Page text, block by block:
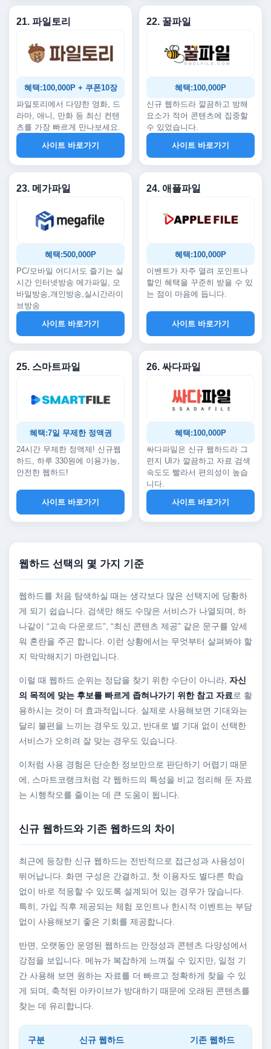
21. 파일토리
혜택:100,000P + 쿠폰10장
파일토리에서 다양한 영화, 드
라마, 애니, 만화 등 최신 컨텐
츠를 가장 빠르게 만나보세요.
사이트 바로가기
22. 꿀파일
혜택:100,000P
신규 웹하드라 깔끔하고 방해
요소가 적어 콘텐츠에 집중할
수 있었습니다.
사이트 바로가기
23. 메가파일
혜택:500,000P
PC/모바일 어디서도 즐기는 실
시간 인터넷방송 메가파일, 모
바일방송,개인방송,실시간라이
브방송
사이트 바로가기
24. 애플파일
혜택:100,000P
이벤트가 자주 열려 포인트나
할인 혜택을 꾸준히 받을 수 있
는 점이 마음에 듭니다.
사이트 바로가기
25. 스마트파일
혜택:7일 무제한 정액권
24시간 무제한 정액제! 신규웹
하드, 하루 330원에 이용가능,
안전한 웹하드!
사이트 바로가기
26. 싸다파일
혜택:100,000P
싸다파일은 신규 웹하드라 그
런지 UI가 깔끔하고 자료 검색
속도도 빨라서 편의성이 높습
니다.
사이트 바로가기
웹하드 선택의 몇 가지 기준
웹하드를 처음 탐색하실 때는 생각보다 많은 선택지에 당황하
게 되기 쉽습니다. 검색만 해도 수많은 서비스가 나열되며, 하
나같이 “고속 다운로드”, “최신 콘텐츠 제공” 같은 문구를 앞세
워 혼란을 주곤 합니다. 이런 상황에서는 무엇부터 살펴봐야 할
지 막막해지기 마련입니다.
이럴 때 웹하드 순위는 정답을 찾기 위한 수단이 아니라, 자신
의 목적에 맞는 후보를 빠르게 좁혀나가기 위한 참고 자료로 활
용하시는 것이 더 효과적입니다. 실제로 사용해보면 기대와는
달리 불편을 느끼는 경우도 있고, 반대로 별 기대 없이 선택한
서비스가 오히려 잘 맞는 경우도 있습니다.
이처럼 사용 경험은 단순한 정보만으로 판단하기 어렵기 때문
에, 스마트코랭크처럼 각 웹하드의 특성을 비교 정리해 둔 자료
는 시행착오를 줄이는 데 큰 도움이 됩니다.
신규 웹하드와 기존 웹하드의 차이
최근에 등장한 신규 웹하드는 전반적으로 접근성과 사용성이
뛰어납니다. 화면 구성은 간결하고, 첫 이용자도 별다른 학습
없이 바로 적응할 수 있도록 설계되어 있는 경우가 많습니다.
특히, 가입 직후 제공되는 체험 포인트나 한시적 이벤트는 부담
없이 사용해보기 좋은 기회를 제공합니다.
반면, 오랫동안 운영된 웹하드는 안정성과 콘텐츠 다양성에서
강점을 보입니다. 메뉴가 복잡하게 느껴질 수 있지만, 일정 기
간 사용해 보면 원하는 자료를 더 빠르고 정확하게 찾을 수 있
게 되며, 축적된 아카이브가 방대하기 때문에 오래된 콘텐츠를
찾는 데 유리합니다.
구분 신규 웹하드 기존 웹하드